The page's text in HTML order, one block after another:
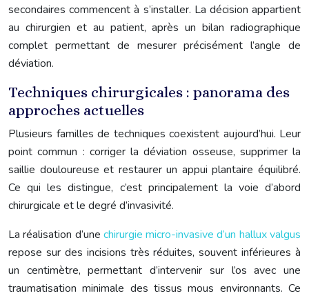
secondaires commencent à s’installer. La décision appartient
au chirurgien et au patient, après un bilan radiographique
complet permettant de mesurer précisément l’angle de
déviation.
Techniques chirurgicales : panorama des
approches actuelles
Plusieurs familles de techniques coexistent aujourd’hui. Leur
point commun : corriger la déviation osseuse, supprimer la
saillie douloureuse et restaurer un appui plantaire équilibré.
Ce qui les distingue, c’est principalement la voie d’abord
chirurgicale et le degré d’invasivité.
La réalisation d’une chirurgie micro-invasive d’un hallux valgus
repose sur des incisions très réduites, souvent inférieures à
un centimètre, permettant d’intervenir sur l’os avec une
traumatisation minimale des tissus mous environnants. Ce